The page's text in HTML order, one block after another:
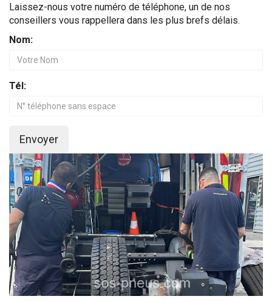
Laissez-nous votre numéro de téléphone, un de nos
conseillers vous rappellera dans les plus brefs délais.
Nom:
Tél:
Envoyer